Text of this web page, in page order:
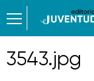
3543.jpg